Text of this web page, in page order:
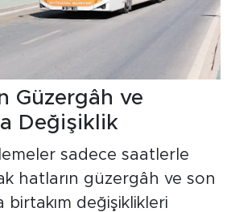
Güzergâh ve
Değişiklik
sadece saatlerle
hatların güzergâh ve son
birtakım değişiklikleri